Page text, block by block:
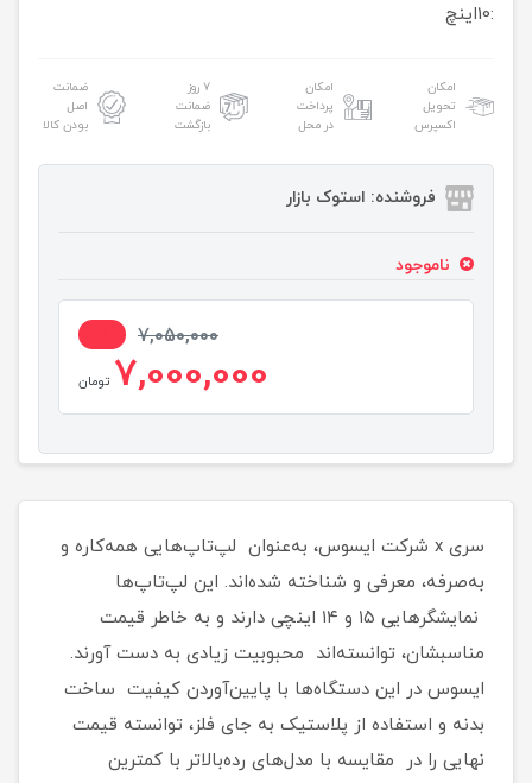
:10اینچ
امکان
تحویل
اکسپرس
امکان
پرداخت
در محل
۷ روز
ضمانت
بازگشت
ضمانت
اصل
بودن کالا
فروشنده: استوک بازار
ناموجود
7,050,000
7,000,000 تومان
سری x شرکت ایسوس، به‌عنوان لپ‌تاپ‌هایی همه‌کاره و
به‌صرفه، معرفی و شناخته شده‌اند. این لپ‌تاپ‌ها
نمایشگرهایی ۱۵ و ۱۴ اینچی دارند و به خاطر قیمت
مناسبشان، توانسته‌اند محبوبیت زیادی به دست آورند.
ایسوس در این دستگاه‌ها با پایین‌آوردن کیفیت ساخت
بدنه و استفاده از پلاستیک به جای فلز، توانسته قیمت
نهایی را در مقایسه با مدل‌های رده‌بالاتر با کمترین